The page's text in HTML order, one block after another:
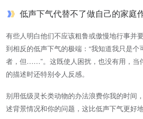
低声下气代替不了做自己的家庭
有些人明白他们不应该粗鲁或傲慢地行事并
到相反的低声下气的极端：“我知道我只是个
者，但……”。这既使人困扰，也没有用，当
的描述时还特别令人反感。
别用低级灵长类动物的办法浪费你我的时间
述背景情况和你的问题，这比低声下气更好